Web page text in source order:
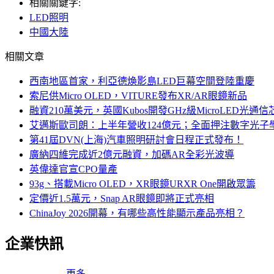
相關關鍵字:
LED照明
中國大陸
相關文章
西南地區首家，利亞德煥影島LED巨幕空間登陸重慶
索尼供Micro OLED，VITURE發布XR/AR眼鏡新品
融資210萬美元，英國Kubos開發GHz級MicroLED光通信
艾邁斯歐司朗：上半年營收124億元；全面押注數字光子
第41屆DVN(上海)汽車照明研討會日程正式發布！
廣納四維完成近2億元融資，加碼AR全彩光波導
英偉達官宣CPO量產
93g、搭載Micro OLED，XR眼鏡URXR One開啟眾籌
定價近1.5萬元，Snap AR眼鏡即將正式亮相
ChinaJoy 2026開幕，有哪些高性能顯示產品亮相？
企業快訊